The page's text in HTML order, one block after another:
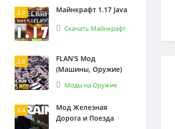
3.9 Майнкрафт 1.17 Java
Скачать Майнкрафт
3.8
FLAN'S Мод
(Машины, Оружие)
Моды на Оружие
3.4
Мод Железная
Дорога и Поезда